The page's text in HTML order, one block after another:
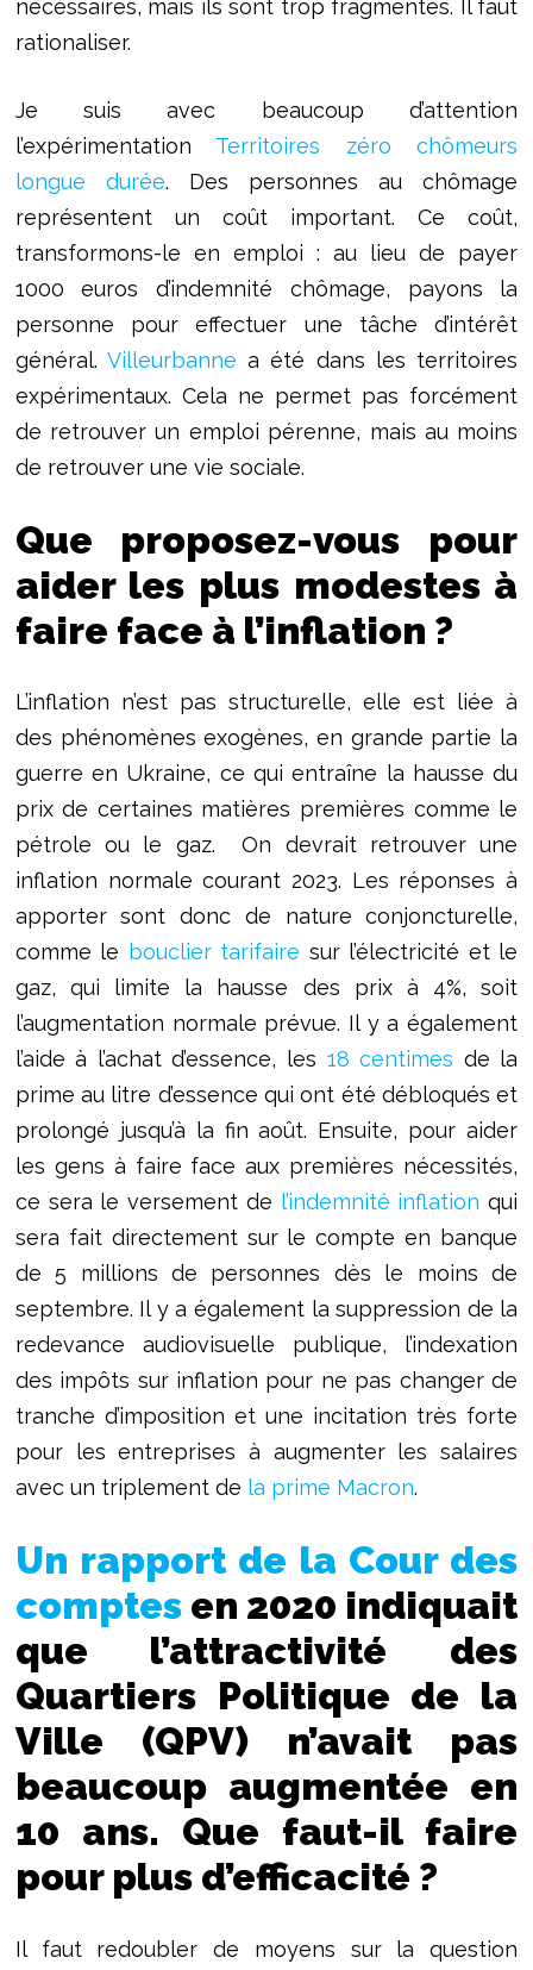
nécessaires, mais ils sont trop fragmentés. Il faut
rationaliser.
Je suis avec beaucoup d’attention
l’expérimentation Territoires zéro chômeurs
longue durée. Des personnes au chômage
représentent un coût important. Ce coût,
transformons-le en emploi : au lieu de payer
1000 euros d’indemnité chômage, payons la
personne pour effectuer une tâche d’intérêt
général.Villeurbanne a été dans les territoires
expérimentaux. Cela ne permet pas forcément
de retrouver un emploi pérenne, mais au moins
de retrouver une vie sociale.
Que proposez-vous pour
aider les plus modestes à
faire face à l’inflation ?
L’inflation n’est pas structurelle, elle est liée à
des phénomènes exogènes, en grande partie la
guerre en Ukraine, ce qui entraîne la hausse du
prix de certaines matières premières comme le
pétrole ou le gaz. On devrait retrouver une
inflation normale courant 2023. Les réponses à
apporter sont donc de nature conjoncturelle,
comme le bouclier tarifaire sur l’électricité et le
gaz, qui limite la hausse des prix à 4%, soit
l’augmentation normale prévue. Il y a également
l’aide à l’achat d’essence, les 18 centimes de la
prime au litre d’essence qui ont été débloqués et
prolongé jusqu’à la fin août. Ensuite, pour aider
les gens à faire face aux premières nécessités,
ce sera le versement de l’indemnité inflation qui
sera fait directement sur le compte en banque
de 5 millions de personnes dès le moins de
septembre. Il y a également la suppression de la
redevance audiovisuelle publique, l’indexation
des impôts sur inflation pour ne pas changer de
tranche d’imposition et une incitation très forte
pour les entreprises à augmenter les salaires
avec un triplement de la prime Macron.
Un rapport de la Cour des
comptesen 2020 indiquait
que l’attractivité des
Quartiers Politique de la
Ville (QPV) n’avait pas
beaucoup augmentée en
10 ans. Que faut-il faire
pour plus d’efficacité ?
Il faut redoubler de moyens sur la question